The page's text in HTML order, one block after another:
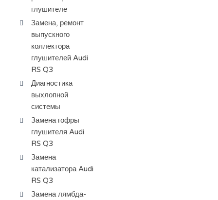
глушителе
Замена, ремонт
выпускного
коллектора
глушителей Audi
RS Q3
Диагностика
выхлопной
системы
Замена гофры
глушителя Audi
RS Q3
Замена
катализатора Audi
RS Q3
Замена лямбда-